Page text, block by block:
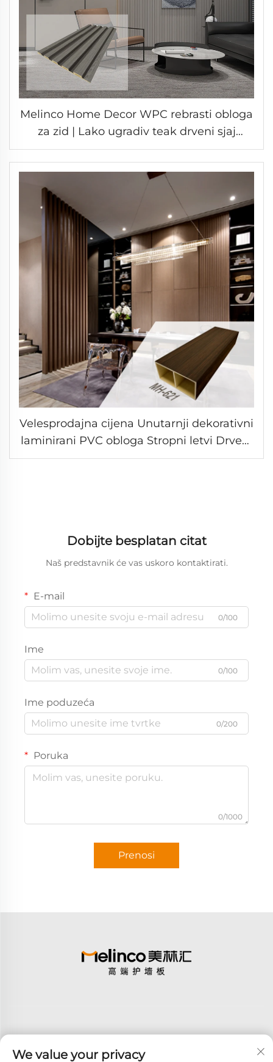
Melinco Home Decor WPC rebrasti obloga
za zid | Lako ugradiv teak drveni sjaj
laminat dekorativna ploča za zid
Velesprodajna cijena Unutarnji dekorativni
laminirani PVC obloga Stropni letvi Drveni
kvadratni cijev WPC šuplja kolona Zidna
Dobijte besplatan citat
Naš predstavnik će vas uskoro kontaktirati.
E-mail
0/100
Ime
0/100
Ime poduzeća
0/200
Poruka
0/1000
Prenosi
We value your privacy